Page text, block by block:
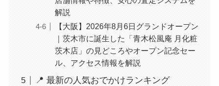
解説
【大阪】2026年8月6日グランドオープン
｜茨木市に誕生した「青木松風庵 月化粧
茨木店」の見どころやオープン記念セー
ル、アクセス情報を解説
📍 最新の人気おでかけランキング